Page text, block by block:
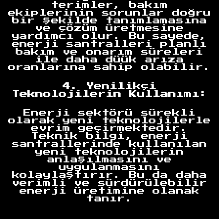
terimler, bakım
ekiplerinin sorunlar doğru
bir şekilde tanımlamasına
ve çözüm üretmesine
yardımcı olur. Bu sayede,
enerji santralleri planlı
bakım ve onarım süreleri
ile daha düük arıza
oranlarına sahip olabilir.
4. Yenilikçi
Teknolojilerin Kullanımı:
Enerji sektörü sürekli
olarak yeni teknolojilerle
evrim geçirmektedir.
Teknik bilgi, enerji
santrallerinde kullanılan
yeni teknolojilerin
anlaşılmasını ve
uygulanmasını
kolaylaştırır. Bu da daha
verimli ve sürdürülebilir
enerji üretimine olanak
tanır.